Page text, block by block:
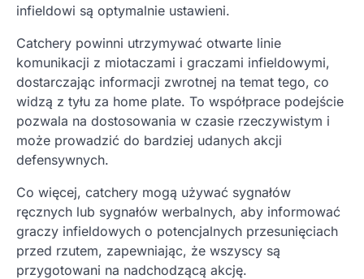
infieldowi są optymalnie ustawieni.
Catchery powinni utrzymywać otwarte linie
komunikacji z miotaczami i graczami infieldowymi,
dostarczając informacji zwrotnej na temat tego, co
widzą z tyłu za home plate. To współprace podejście
pozwala na dostosowania w czasie rzeczywistym i
może prowadzić do bardziej udanych akcji
defensywnych.
Co więcej, catchery mogą używać sygnałów
ręcznych lub sygnałów werbalnych, aby informować
graczy infieldowych o potencjalnych przesunięciach
przed rzutem, zapewniając, że wszyscy są
przygotowani na nadchodzącą akcję.